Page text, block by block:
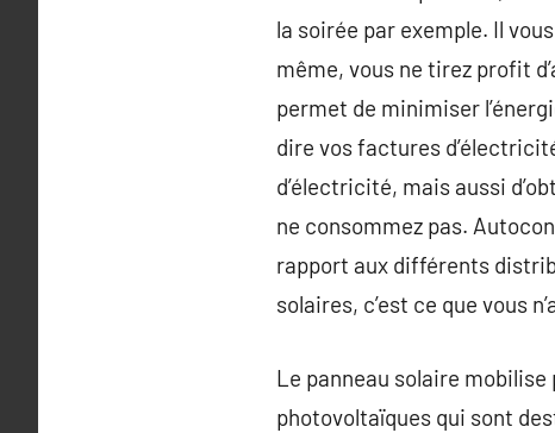
la soirée par exemple. Il
même, vous ne tirez profit
permet de minimiser
dire vos factures
d’électricité, mais aussi
ne consommez pas.
rapport aux différents
solaires, c’est ce que vous
Le panneau solaire
photovoltaïques qui sont